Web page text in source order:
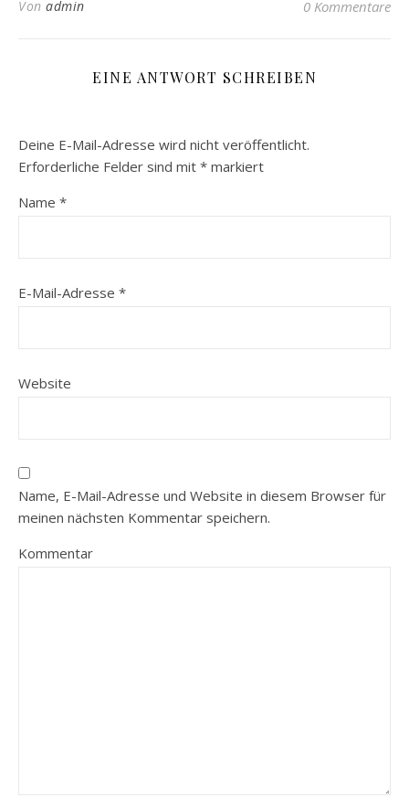
Von admin 0 Kommentare
EINE ANTWORT SCHREIBEN
Deine E-Mail-Adresse wird nicht veröffentlicht.
Erforderliche Felder sind mit * markiert
Name *
E-Mail-Adresse *
Website
Name, E-Mail-Adresse und Website in diesem Browser für
meinen nächsten Kommentar speichern.
Kommentar